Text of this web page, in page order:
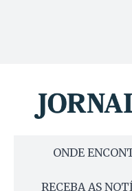
ONDE
RECEBA AS